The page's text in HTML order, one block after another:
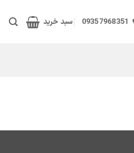
09357968351 سبد خرید